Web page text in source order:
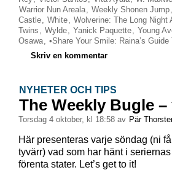
Warrior Nun Areala, Weekly Shonen Jump,
Castle, White, Wolverine: The Long Night
Twins , Wylde, Yanick Paquette, Young
Osawa, •Share Your Smile: Raina’s
Skriv en kommentar
NYHETER OCH TIPS
The Weekly Bugle –
torsdag 4 oktober, kl 18:58 av Pär
Här presenteras varje söndag (ni
tyvärr) vad som har hänt i
förenta stater. Let’s get to it!